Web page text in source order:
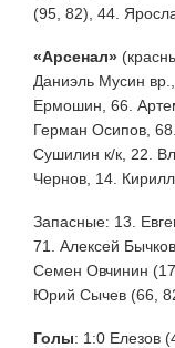
(95, 82), 44.
«Арсенал»
Даниэль Мусин
Ермошин, 66.
Герман Осипов,
Сушилин к/к, 22.
Чернов, 14.
Запасные: 13.
71. Алексей
Семен Овчинин
Юрий Сычев (66,
Голы: 1:0 Елезов